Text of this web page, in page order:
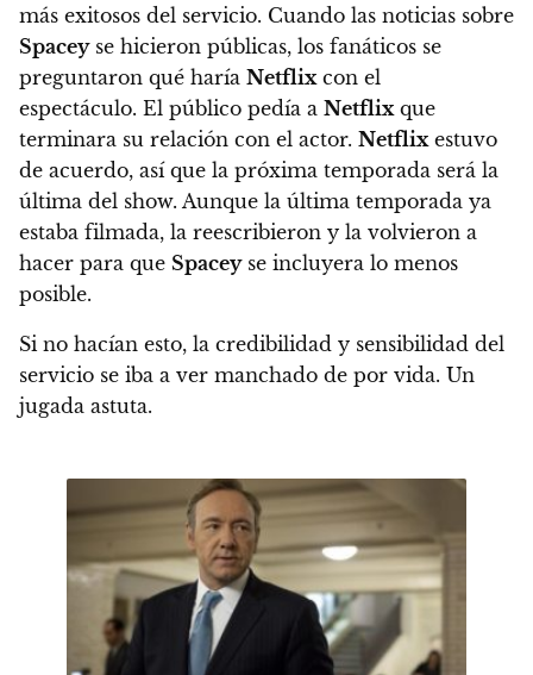
más exitosos del servicio. Cuando las noticias sobre
Spaceyse hicieron públicas, los fanáticos se
preguntaron qué haría Netflix con el
espectáculo. El público pedía a Netflix que
terminara su relación con el actor. Netflix estuvo
de acuerdo, así que la próxima temporada será la
última del show. Aunque la última temporada ya
estaba filmada, la reescribieron y la volvieron a
hacer para que Spaceyse incluyera lo menos
posible.
Si no hacían esto, la credibilidad y sensibilidad del
servicio se iba a ver manchado de por vida. Un
jugada astuta.